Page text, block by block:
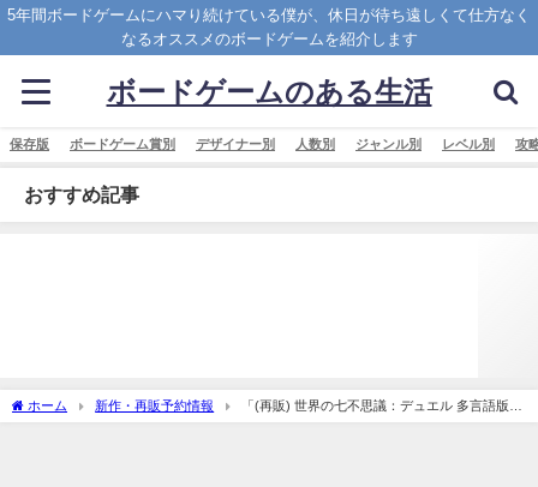
5年間ボードゲームにハマり続けている僕が、休日が待ち遠しくて仕方なく
なるオススメのボードゲームを紹介します
ボードゲームのある生活
保存版 ボードゲーム賞別 デザイナー別 人数別 ジャンル別 レベル別 攻
おすすめ記事
ホーム 新作・再販予約情報
「(再販) 世界の七不思議：デュエル 多言語版 (7
Wonders： Duel)」の概略と予約購入可能なショップ紹介！